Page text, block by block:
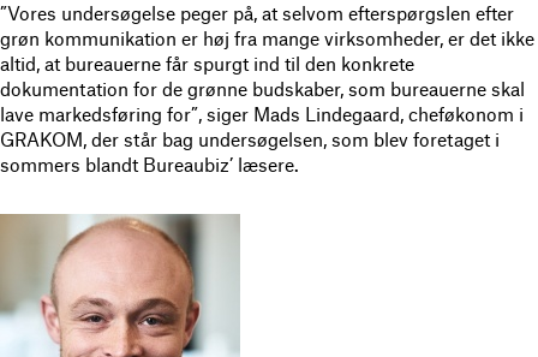
”Vores undersøgelse peger på, at selvom efterspørgslen efter
grøn kommunikation er høj fra mange virksomheder, er det ikke
altid, at bureauerne får spurgt ind til den konkrete
dokumentation for de grønne budskaber, som bureauerne skal
lave markedsføring for”, siger Mads Lindegaard, cheføkonom i
GRAKOM, der står bag undersøgelsen, som blev foretaget i
sommers blandt Bureaubiz’ læsere.